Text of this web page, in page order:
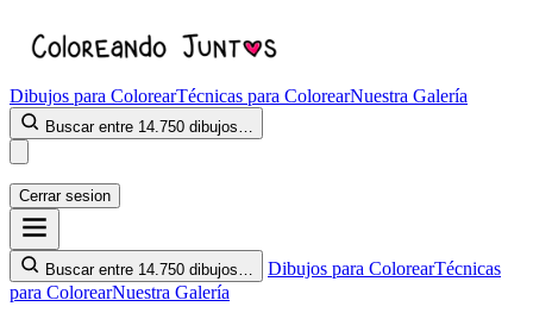
Dibujos para ColorearTécnicas para ColorearNuestra Galería
Buscar entre 14.750 dibujos…
Cerrar sesion
Buscar entre 14.750 dibujos… Dibujos para ColorearTécnicas
para ColorearNuestra Galería